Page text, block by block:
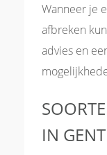
Wanneer je
afbreken
advies en
IN GENT